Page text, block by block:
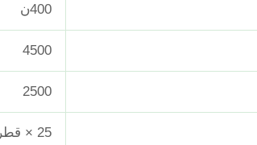
400ن
4500
2500
25 × قطر الكابل